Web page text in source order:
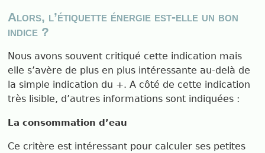
Alors, l’étiquette énergie est-elle un bon
indice ?
Nous avons souvent critiqué cette indication mais
elle s’avère de plus en plus intéressante au-delà de
la simple indication du +. A côté de cette indication
très lisible, d’autres informations sont indiquées :
La consommation d’eau
Ce critère est intéressant pour calculer ses petites